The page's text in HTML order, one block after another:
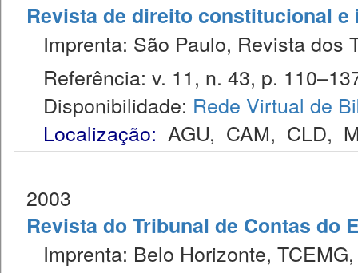
Revista de direito constitucional e
Imprenta: São Paulo, Revista dos
Referência: v. 11, n. 43, p.
Disponibilidade: Rede Virtual de
Localização: AGU, CAM, CLD,
2003
Revista do Tribunal de Contas do
Imprenta: Belo Horizonte,